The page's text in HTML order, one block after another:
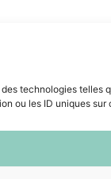
technologies
ou les ID uniques